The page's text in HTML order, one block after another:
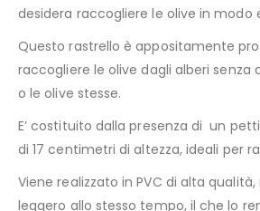
desidera raccogliere le olive in
Questo rastrello è appositamente
raccogliere le olive dagli alberi senza
o le olive stesse.
E’ costituito dalla presenza di un
di 17 centimetri di altezza, ideali per
Viene realizzato in PVC di alta
leggero allo stesso tempo, il che lo